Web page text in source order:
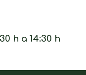
h a 14:30 h